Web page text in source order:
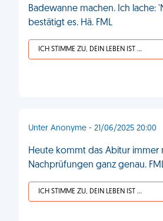
Badewanne machen. Ich lache:
bestätigt es. Hä. FML
ICH STIMME ZU, DEIN LEBEN IST SCHEISSE
Unter Anonyme - 21/06/2025 20:00
Heute kommt das Abitur immer
Nachprüfungen ganz genau.
ICH STIMME ZU, DEIN LEBEN IST SCHEISSE